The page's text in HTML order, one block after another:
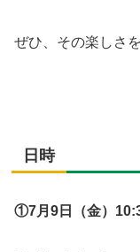
ぜひ、その楽しさ
日時
①7月9日（金）